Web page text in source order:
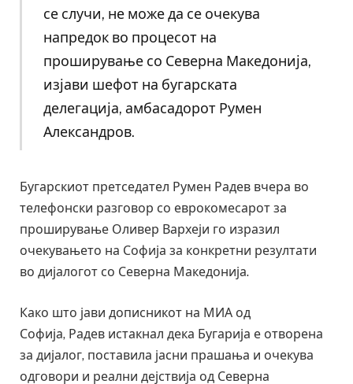
се случи, не може да се очекува
напредок во процесот на
проширување со Северна Македонија,
изјави шефот на бугарската
делегација, амбасадорот Румен
Александров.
Бугарскиот претседател Румен Радев вчера во
телефонски разговор со еврокомесарот за
проширување Оливер Вархеји го изразил
очекувањето на Софија за конкретни резултати
во дијалогот со Северна Македонија.
Како што јави дописникот на МИА од
Софија, Радев истакнал дека Бугарија е отворена
за дијалог, поставила јасни прашања и очекува
одговори и реални дејствија од Северна